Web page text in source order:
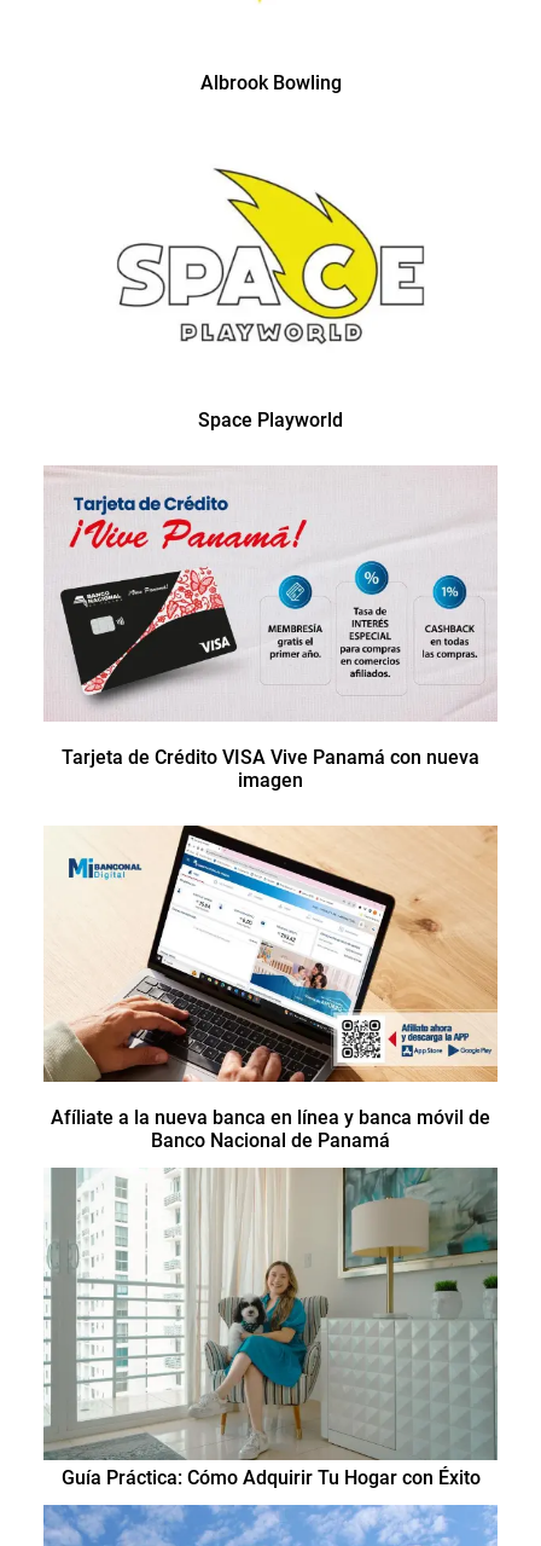
Albrook Bowling
Space Playworld
Tarjeta de Crédito VISA Vive Panamá con nueva
imagen
Afíliate a la nueva banca en línea y banca móvil de
Banco Nacional de Panamá
Guía Práctica: Cómo Adquirir Tu Hogar con Éxito